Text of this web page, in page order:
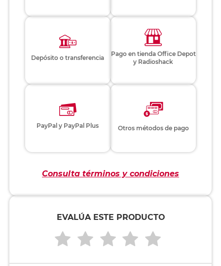
Depósito o transferencia
Pago en tienda Office Depot
y Radioshack
PayPal y PayPal Plus Otros métodos de pago
Consulta términos y condiciones
EVALÚA ESTE PRODUCTO